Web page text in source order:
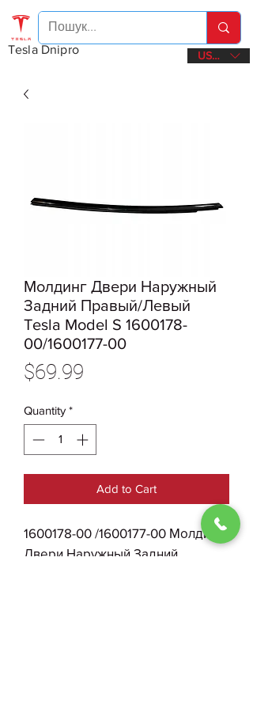
Tesla Dnipro USD ($)
Молдинг Двери Наружный
Задний Правый/Левый
Tesla Model S 1600178-
00/1600177-00
$69.99
Quantity *
Add to Cart
1600178-00 /1600177-00 Молдинг
Двери Наружный Задний